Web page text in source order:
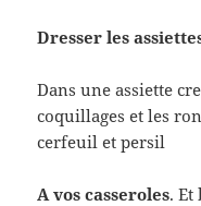
Dresser les
Dans une assiette
coquillages et les
cerfeuil et persil
A vos casseroles. Et